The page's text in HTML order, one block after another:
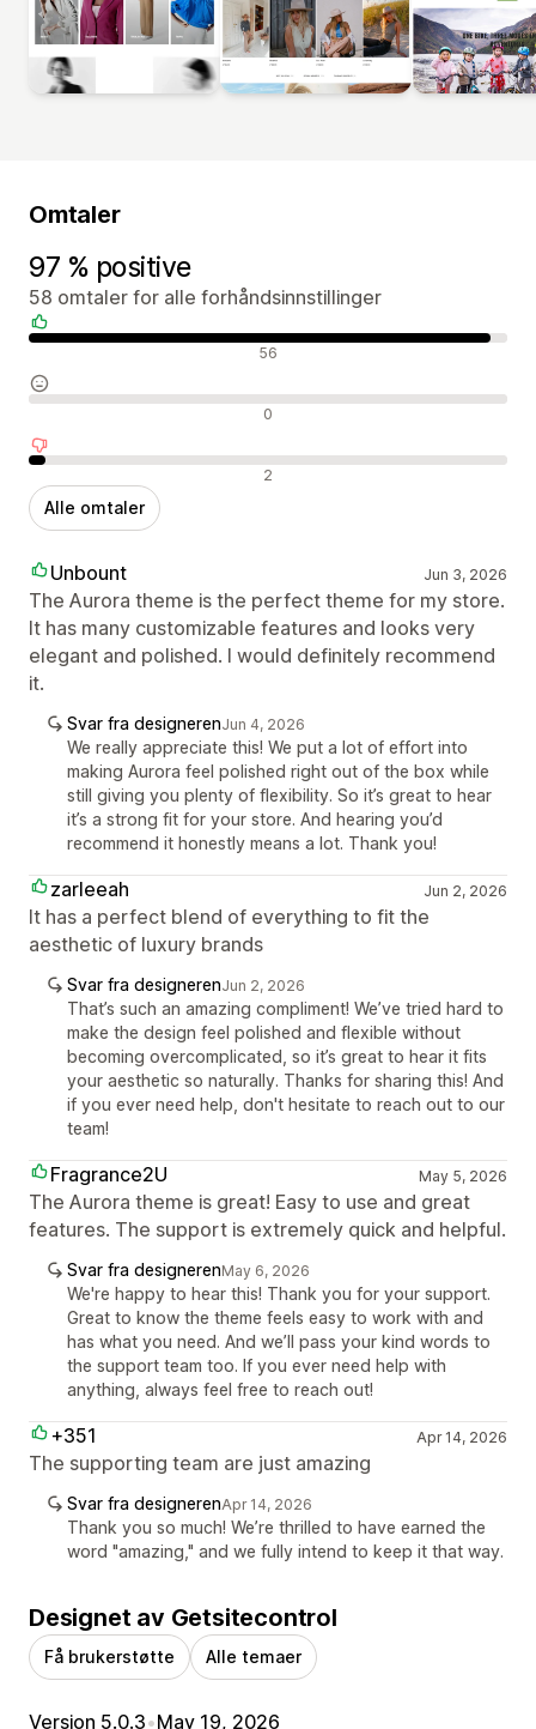
Omtaler
97 % positive
58 omtaler for alle forhåndsinnstillinger
Positive omtaler 56
Nøytrale omtaler 0
Negative omtaler 2
Alle omtaler
Unbount Jun 3, 2026
The Aurora theme is the perfect theme for my store.
It has many customizable features and looks very
elegant and polished. I would definitely recommend
it.
Svar fra designerenJun 4, 2026
We really appreciate this! We put a lot of effort into
making Aurora feel polished right out of the box while
still giving you plenty of flexibility. So it’s great to hear
it’s a strong fit for your store. And hearing you’d
recommend it honestly means a lot. Thank you!
zarleeah Jun 2, 2026
It has a perfect blend of everything to fit the
aesthetic of luxury brands
Svar fra designerenJun 2, 2026
That’s such an amazing compliment! We’ve tried hard to
make the design feel polished and flexible without
becoming overcomplicated, so it’s great to hear it fits
your aesthetic so naturally. Thanks for sharing this! And
if you ever need help, don't hesitate to reach out to our
team!
Fragrance2U May 5, 2026
The Aurora theme is great! Easy to use and great
features. The support is extremely quick and helpful.
Svar fra designerenMay 6, 2026
We're happy to hear this! Thank you for your support.
Great to know the theme feels easy to work with and
has what you need. And we’ll pass your kind words to
the support team too. If you ever need help with
anything, always feel free to reach out!
+351 Apr 14, 2026
The supporting team are just amazing
Svar fra designerenApr 14, 2026
Thank you so much! We’re thrilled to have earned the
word "amazing," and we fully intend to keep it that way.
Designet av Getsitecontrol
Få brukerstøtte Alle temaer
Version 5.0.3•May 19, 2026